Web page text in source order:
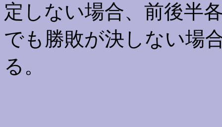
定しない場合、前後半
でも勝敗が決しない場
る。